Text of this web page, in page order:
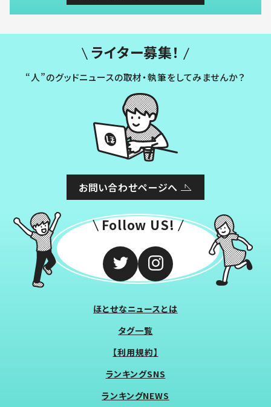
ライター募集！
“人”のグッドニュースの取材・執筆をしてみませんか？
お問い合わせページへ
Follow US!
ほとせなニュースとは
タグ一覧
【利用規約】
ランキングSNS
ランキングNEWS